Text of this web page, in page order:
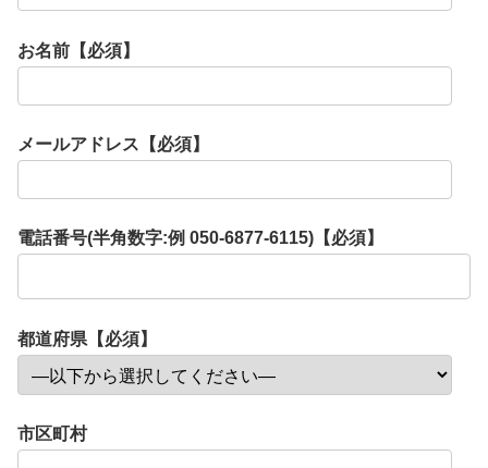
お名前【必須】
メールアドレス【必須】
電話番号(半角数字:例 050-6877-6115)【必須】
都道府県【必須】
市区町村